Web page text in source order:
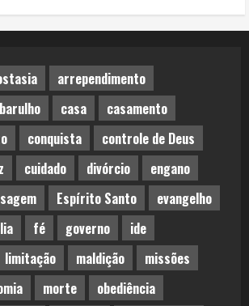
arrependimento
barulho casa
casamento
conquista
controle de Deus
cuidado divórcio
engano
Espírito Santo
evangelho
fé governo
ide
limitação maldição
missões
morte
obediência